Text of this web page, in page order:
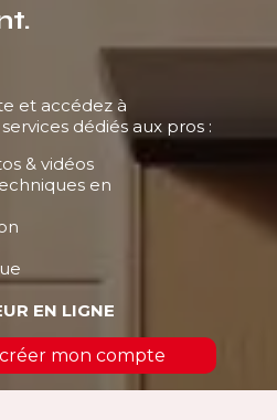
et accédez à
dédiés aux pros :
& vidéos
en
EN LIGNE
mon compte